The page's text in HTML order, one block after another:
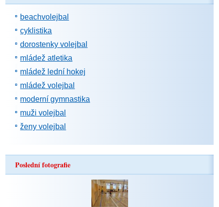
beachvolejbal
cyklistika
dorostenky volejbal
mládež atletika
mládež lední hokej
mládež volejbal
moderní gymnastika
muži volejbal
ženy volejbal
Poslední fotografie